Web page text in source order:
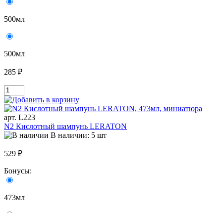
500мл
500мл
285 ₽
арт. L223
N2 Кислотный шампунь LERATON
В наличии: 5 шт
529 ₽
Бонусы:
473мл